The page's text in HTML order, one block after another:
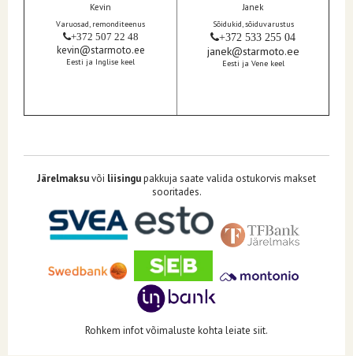
Kevin
Varuosad, remonditeenus
+372 507 22 48
kevin@starmoto.ee
Eesti ja Inglise keel
Janek
Sõidukid, sõiduvarustus
+372 533 255 04
janek@starmoto.ee
Eesti ja Vene keel
Järelmaksuvõi liisingupakkuja saate valida ostukorvis makset
sooritades.
Rohkem infot võimaluste kohta leiate siit.